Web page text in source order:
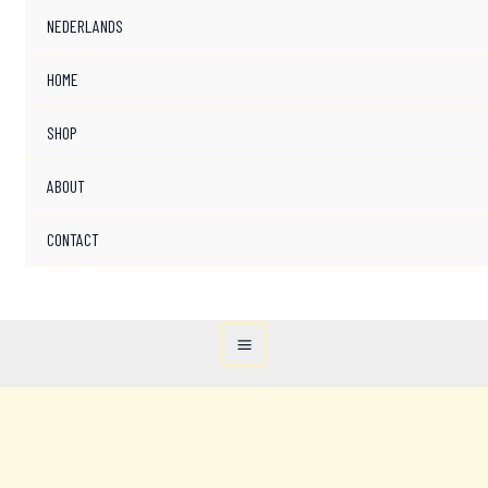
NEDERLANDS
HOME
SHOP
ABOUT
CONTACT